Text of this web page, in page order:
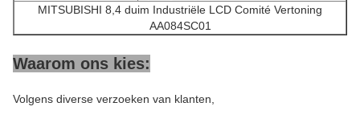
MITSUBISHI 8,4 duim Industriële LCD Comité Vertoning
AA084SC01
Waarom ons kies:
Volgens diverse verzoeken van klanten,